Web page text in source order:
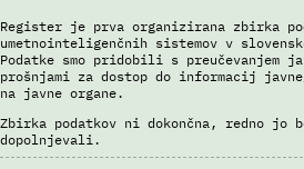
Register je prva organizirana zbirka
umetnointeligenčnih sistemov v
Podatke smo pridobili s preučevanjem
prošnjami za dostop do informacij
na javne organe.
Zbirka podatkov ni dokončna, redno jo
dopolnjevali.